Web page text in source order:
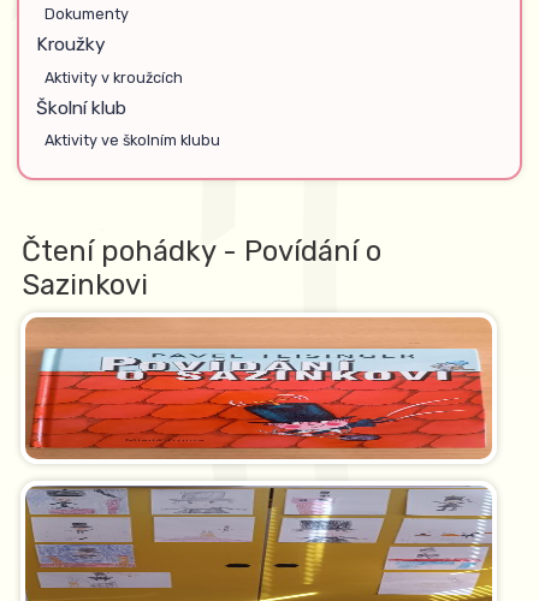
Dokumenty
Kroužky
Aktivity v kroužcích
Školní klub
Aktivity ve školním klubu
Čtení pohádky - Povídání o
Sazinkovi